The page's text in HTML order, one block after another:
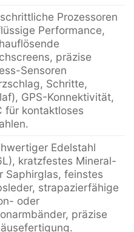
Prozessoren
Performance,
präzise
Sensoren
Schritte,
GPS-Konnektivität,
für kontaktloses
Edelstahl
kratzfestes Mineral-
Saphirglas, feinstes
strapazierfähige
oder
präzise